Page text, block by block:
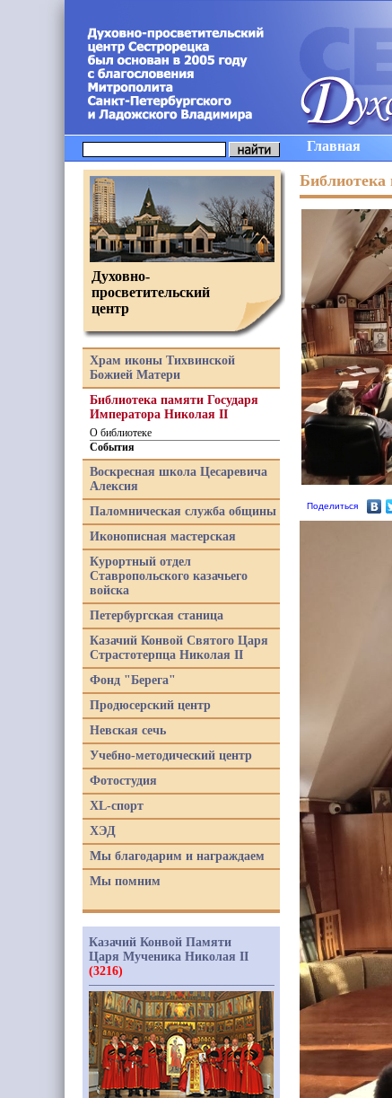
Главная
Поделиться
Духовно-
просветительский
центр
Храм иконы Тихвинской
Божией Матери
Библиотека памяти Государя
Императора Николая II
О библиотеке
События
Воскресная школа Цесаревича
Алексия
Паломническая служба общины
Иконописная мастерская
Курортный отдел
Ставропольского казачьего
войска
Петербургская станица
Казачий Конвой Святого Царя
Страстотерпца Николая II
Фонд "Берега"
Продюсерский центр
Невская сечь
Учебно-методический центр
Фотостудия
XL-спорт
ХЭД
Мы благодарим и награждаем
Мы помним
Казачий Конвой Памяти
Царя Мученика Николая II
(3216)